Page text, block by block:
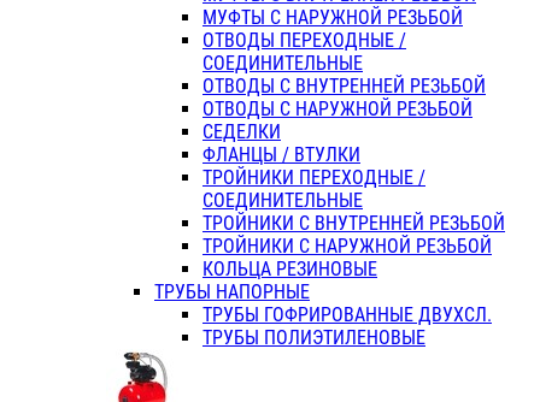
МУФТЫ С НАРУЖНОЙ РЕЗЬБОЙ
ОТВОДЫ ПЕРЕХОДНЫЕ /
СОЕДИНИТЕЛЬНЫЕ
ОТВОДЫ С ВНУТРЕННЕЙ РЕЗЬБОЙ
ОТВОДЫ С НАРУЖНОЙ РЕЗЬБОЙ
СЕДЕЛКИ
ФЛАНЦЫ / ВТУЛКИ
ТРОЙНИКИ ПЕРЕХОДНЫЕ /
СОЕДИНИТЕЛЬНЫЕ
ТРОЙНИКИ С ВНУТРЕННЕЙ РЕЗЬБОЙ
ТРОЙНИКИ С НАРУЖНОЙ РЕЗЬБОЙ
КОЛЬЦА РЕЗИНОВЫЕ
ТРУБЫ НАПОРНЫЕ
ТРУБЫ ГОФРИРОВАННЫЕ ДВУХСЛ.
ТРУБЫ ПОЛИЭТИЛЕНОВЫЕ